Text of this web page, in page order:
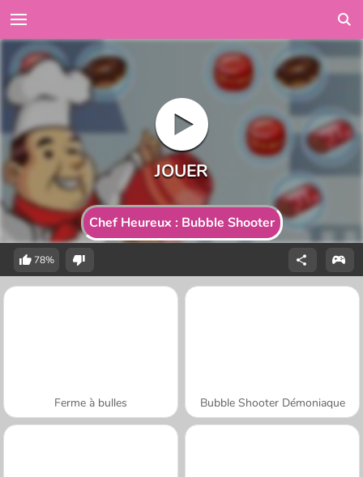
Chef Heureux : Bubble Shooter
78%
Ferme à bulles Bubble Shooter Démoniaque